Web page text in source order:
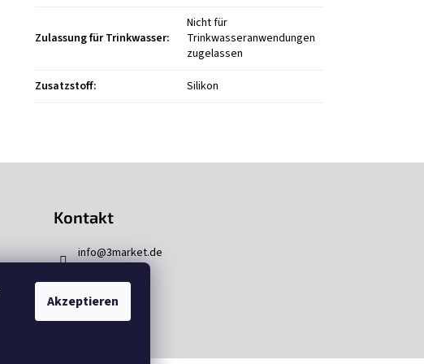
Akzeptieren
Zulassung für Trinkwasser:
Nicht für
Trinkwasseranwendungen
zugelassen
Zusatzstoff: Silikon
Kontakt
info@3market.de